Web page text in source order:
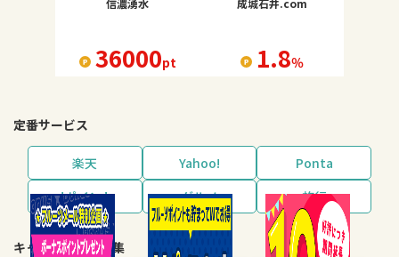
信濃湧水
36000pt
成城石井.com
1.8％
定番サービス
楽天 Yahoo!
Ponta
dポイント
グルメ 旅行
キャンペーン・特集